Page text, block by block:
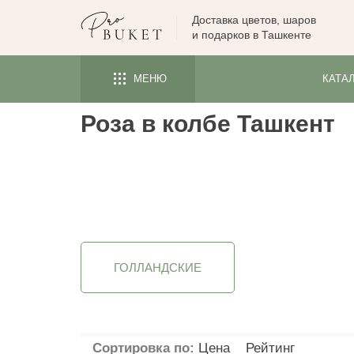
ЦВЕТЫ
РОЗЫ
ПИОНЫ
ТЮЛЬПАНЫ
СЪЕДОБНЫЕ БУКЕТЫ
КОМНАТНЫЕ ЦВЕТЫ
Доставка цветов, шаров
и подарков в Ташкенте
МЕНЮ
Роза в колбе Ташкент
ГОЛЛАНДСКИЕ
Сортировка по: Цена
Рейтинг